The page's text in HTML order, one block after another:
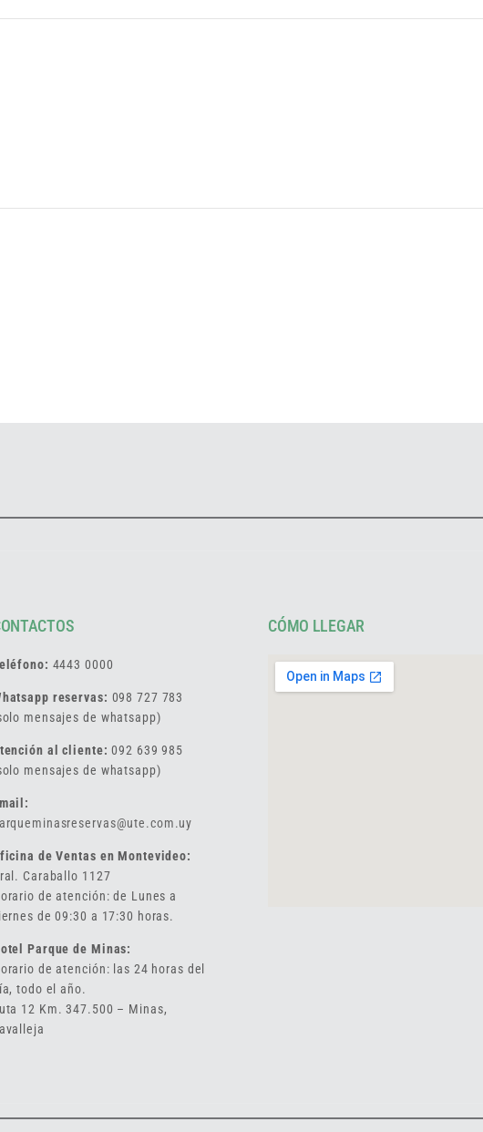
4443 0000
reservas: 098 727 783
mensajes de whatsapp)
al cliente:092 639 985
mensajes de whatsapp)
de Ventas en Montevideo:
Caraballo 1127
de atención: de Lunes a
de 09:30 a 17:30 horas.
Parque de Minas:
de atención: las 24 horas del
todo el año.
12 Km. 347.500 – Minas,
CÓMO LLEGAR